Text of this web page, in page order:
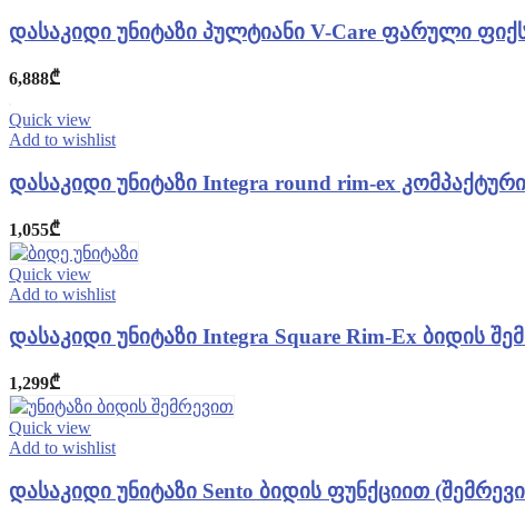
დასაკიდი უნიტაზი პულტიანი V-Care ფარული
6,888₾
Quick view
Add to wishlist
დასაკიდი უნიტაზი Integra round rim-ex
1,055₾
Quick view
Add to wishlist
დასაკიდი უნიტაზი Integra Square Rim-Ex ბიდის
1,299₾
Quick view
Add to wishlist
დასაკიდი უნიტაზი Sento ბიდის ფუნქციით